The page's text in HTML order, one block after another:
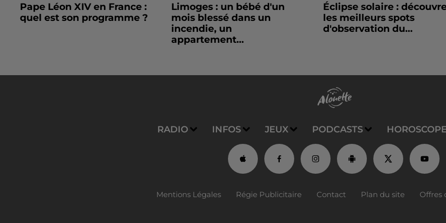
Pape Léon XIV en France :
quel est son programme ?
Limoges : un bébé d'un
mois blessé dans un
incendie, un
appartement...
Éclipse solaire :
les meilleurs spots
d'observation du...
RADIO INFOS JEUX PODCASTS
Mentions Légales Régie Publicitaire Contact Plan du site Offres